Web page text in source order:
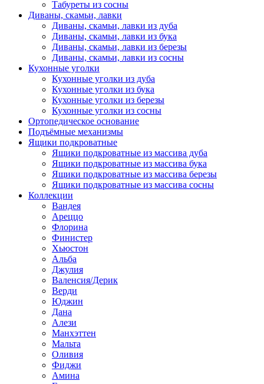
Табуреты из сосны
Диваны, скамьи, лавки
Диваны, скамьи, лавки из дуба
Диваны, скамьи, лавки из бука
Диваны, скамьи, лавки из березы
Диваны, скамьи, лавки из сосны
Кухонные уголки
Кухонные уголки из дуба
Кухонные уголки из бука
Кухонные уголки из березы
Кухонные уголки из сосны
Ортопедическое основание
Подъёмные механизмы
Ящики подкроватные
Ящики подкроватные из массива дуба
Ящики подкроватные из массива бука
Ящики подкроватные из массива березы
Ящики подкроватные из массива сосны
Коллекции
Вандея
Ареццо
Флорина
Финистер
Хьюстон
Альба
Джулия
Валенсия/Дерик
Верди
Юджин
Дана
Алези
Манхэттен
Мальта
Оливия
Фиджи
Амина